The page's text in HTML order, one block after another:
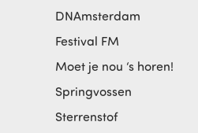
DNAmsterdam
Festival FM
Moet je nou ‘s horen!
Springvossen
Sterrenstof